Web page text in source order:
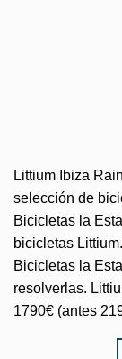
Littium Ibiza
selección de
Bicicletas la
bicicletas
Bicicletas la
resolverlas.
1790€ (antes